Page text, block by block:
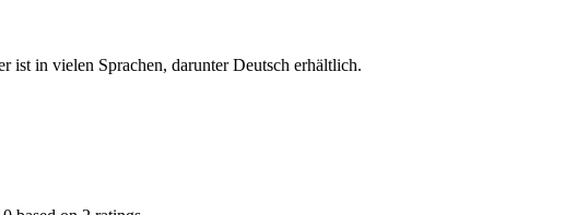
ist in vielen Sprachen, darunter Deutsch erhältlich.